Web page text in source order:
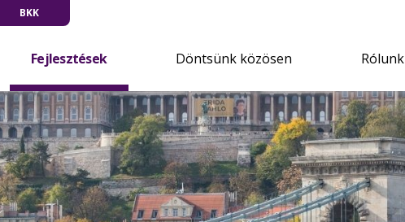
BKK
Fejlesztések Döntsünk közösen Rólunk